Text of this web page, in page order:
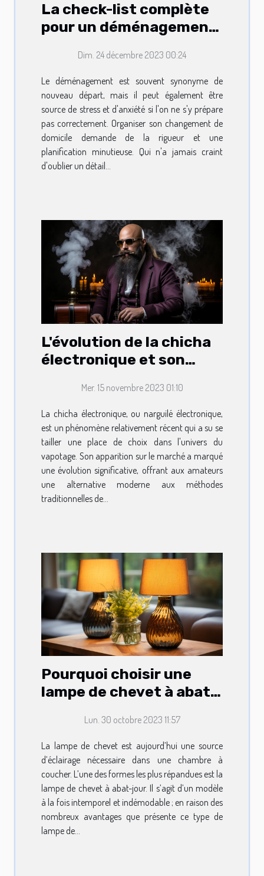
La check-list complète
pour un déménagement
Dim. 24 décembre 2023 00:24
Le déménagement est souvent synonyme de
nouveau départ, mais il peut également être
source de stress et d'anxiété si l'on ne s'y prépare
pas correctement. Organiser son changement de
domicile demande de la rigueur et une
planification minutieuse. Qui n'a jamais craint
d'oublier un détail...
L'évolution de la chicha
électronique et son
marché du vapotage
Mer. 15 novembre 2023 01:10
La chicha électronique, ou narguilé électronique,
est un phénomène relativement récent qui a su se
tailler une place de choix dans l'univers du
vapotage. Son apparition sur le marché a marqué
une évolution significative, offrant aux amateurs
une alternative moderne aux méthodes
traditionnelles de...
Pourquoi choisir une
lampe de chevet à abat-
Lun. 30 octobre 2023 11:57
La lampe de chevet est aujourd’hui une source
d’éclairage nécessaire dans une chambre à
coucher. L’une des formes les plus répandues est la
lampe de chevet à abat-jour. Il s’agit d’un modèle
à la fois intemporel et indémodable ; en raison des
nombreux avantages que présente ce type de
lampe de...